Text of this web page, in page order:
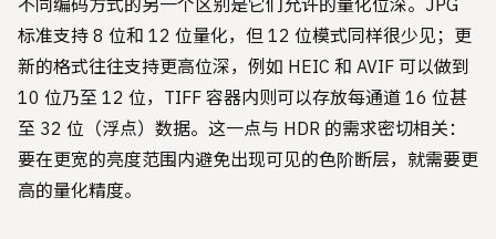
不同编码方式的另一个区别是它们允许的量化位深。JPG
标准支持 8 位和 12 位量化，但 12 位模式同样很少见；更
新的格式往往支持更高位深，例如 HEIC 和 AVIF 可以做到
10 位乃至 12 位，TIFF 容器内则可以存放每通道 16 位甚
至 32 位（浮点）数据。这一点与 HDR 的需求密切相关：
要在更宽的亮度范围内避免出现可见的色阶断层，就需要更
高的量化精度。